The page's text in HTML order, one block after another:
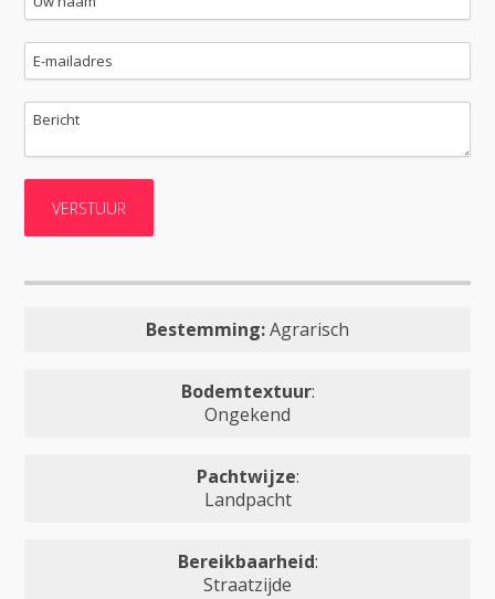
Bestemming:Agrarisch
Bodemtextuur:
Ongekend
Pachtwijze:
Landpacht
Bereikbaarheid:
Straatzijde